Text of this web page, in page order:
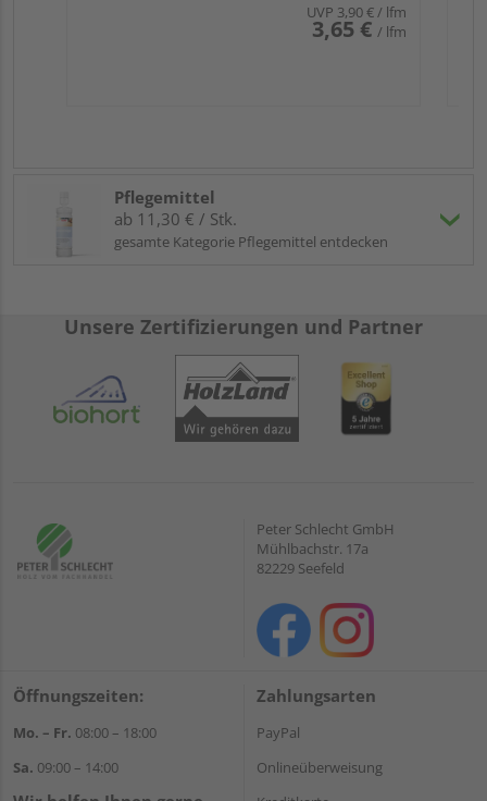
UVP 3,90 €/ lfm
3,65 € / lfm
Pflegemittel
ab 11,30 € / Stk.
gesamte Kategorie Pflegemittel entdecken
Unsere Zertifizierungen und Partner
Peter Schlecht GmbH
Mühlbachstr. 17a
82229 Seefeld
Öffnungszeiten:
Mo. – Fr. 08:00 – 18:00
Sa. 09:00 – 14:00
Zahlungsarten
PayPal
Onlineüberweisung